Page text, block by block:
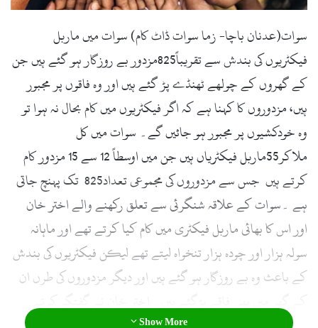
سوات(عدنان باچا- زما سوات ڈاٹ کام) سوات میں ماربل
فیکٹریوں کی بندش سے تقریباً825مزدور بے روزگار ہو گئے ہیں جن
کے گھروں کے چولھے ٹھنڈے پڑ گئے ہیں اور وہ فاقوں پر مجبور
ہیں، مزدوروں کا کہنا ہے کہ اگر فیکٹریوں میں کام بحال نہ ہوا تو
وہ خودکشیوں پر مجبور ہو جائیں گے۔ سوات میں کل
ملاکر55ماربل فیکٹریاں ہیں جن میں اوسطاً 12 سے 15 مزدور کام
کرتے ہیں جس سے مزدوروں کی مجموعی تعداد825 تک پہنچ جاتی
ہے ۔سوات کے علاقہ شنگرئی سے تعلق رکھنے والے اختر خان
اور اس کا بھائی ماربل فیکٹری میں کام کیا کرتے تھے اور ماہانہ
سولہ ہزار اور چودہ ہزار تنخواہ لیتے تھے لیکن فیکٹریوں کی بندش
کے باعث وہ بے روزگار ہو گئے ہیں اور دیگر مزدوروں کی طرں ان
Show More